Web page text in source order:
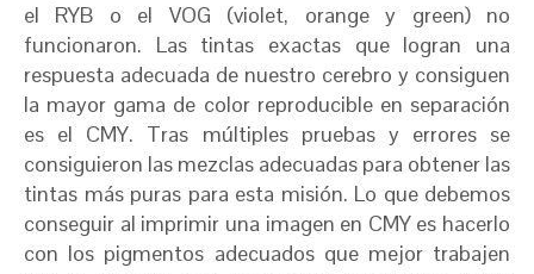
el RYB o el VOG (violet, orange y green) no
funcionaron. Las tintas exactas que logran una
respuesta adecuada de nuestro cerebro y consiguen
la mayor gama de color reproducible en separación
es el CMY. Tras múltiples pruebas y errores se
consiguieron las mezclas adecuadas para obtener las
tintas más puras para esta misión. Lo que debemos
conseguir al imprimir una imagen en CMY es hacerlo
con los pigmentos adecuados que mejor trabajen